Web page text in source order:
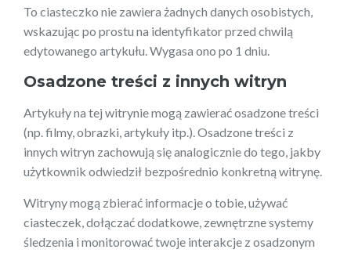
To ciasteczko nie zawiera żadnych danych osobistych,
wskazując po prostu na identyfikator przed chwilą
edytowanego artykułu. Wygasa ono po 1 dniu.
Osadzone treści z innych witryn
Artykuły na tej witrynie mogą zawierać osadzone treści
(np. filmy, obrazki, artykuły itp.). Osadzone treści z
innych witryn zachowują się analogicznie do tego, jakby
użytkownik odwiedził bezpośrednio konkretną witrynę.
Witryny mogą zbierać informacje o tobie, używać
ciasteczek, dołączać dodatkowe, zewnętrzne systemy
śledzenia i monitorować twoje interakcje z osadzonym